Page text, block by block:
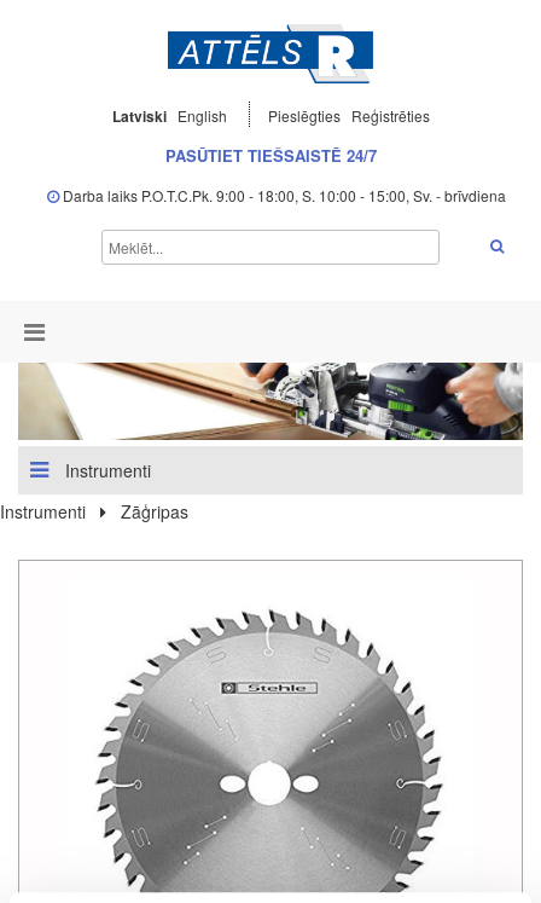
Latviski English Pieslēgties Reģistrēties
PASŪTIET TIEŠSAISTĒ 24/7
Darba laiks P.O.T.C.Pk. 9:00 - 18:00, S. 10:00 - 15:00, Sv. - brīvdiena
Instrumenti
Instrumenti
Zāģripas